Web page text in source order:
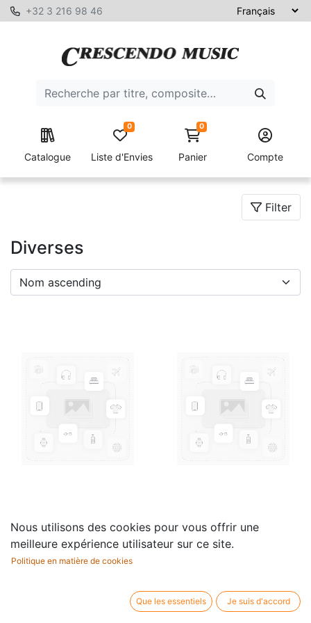
+32 3 216 98 46
Catalogue Liste d'Envies
0 0
Panier Compte
Filter
Diverses
Zilveren hangertje:
Viool
63,95 €
Zilveren ketting voor
hangertje (40 cm)
24,75€
Nous utilisons des cookies pour vous offrir une
meilleure expérience utilisateur sur ce site.
Politique en matière de cookies
Que les essentiels Je suis d'accord